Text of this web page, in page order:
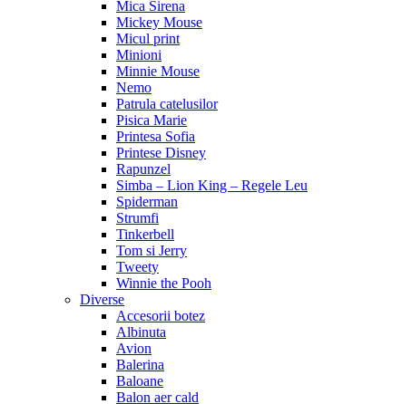
Mica Sirena
Mickey Mouse
Micul print
Minioni
Minnie Mouse
Nemo
Patrula catelusilor
Pisica Marie
Printesa Sofia
Printese Disney
Rapunzel
Simba – Lion King – Regele Leu
Spiderman
Strumfi
Tinkerbell
Tom si Jerry
Tweety
Winnie the Pooh
Diverse
Accesorii botez
Albinuta
Avion
Balerina
Baloane
Balon aer cald